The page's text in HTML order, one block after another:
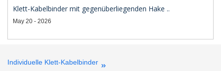
Klett-Kabelbinder mit gegenüberliegenden Hake ..
May 20 - 2026
Individuelle Klett-Kabelbinder